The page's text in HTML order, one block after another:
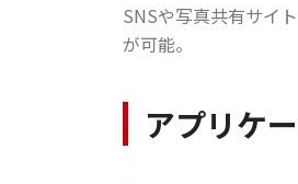
SNSや写真共有サイ
が可能。
アプリケ